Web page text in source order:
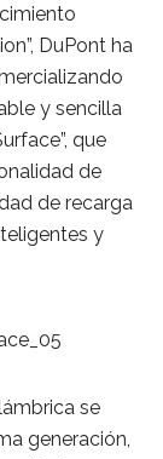
DuPont ha
y sencilla
que
de
de recarga
y
se
generación,